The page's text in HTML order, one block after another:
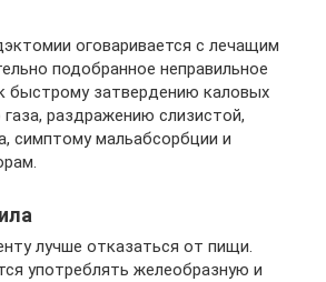
оговаривается с лечащим
подобранное неправильное
быстрому затвердению каловых
раздражению слизистой,
симптому мальабсорбции и
лучше отказаться от пищи.
употреблять желеобразную и